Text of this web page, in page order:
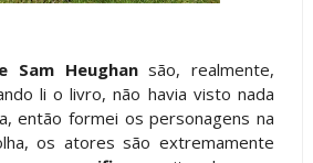
Sam Heughansão, realmente,
li o livro, não havia visto nada
então formei os personagens na
os atores são extremamente